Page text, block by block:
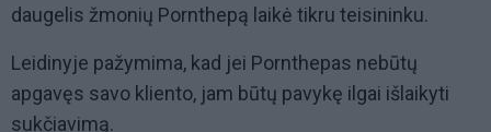
daugelis žmonių Pornthepą laikė tikru teisininku.
Leidinyje pažymima, kad jei Pornthepas nebūtų
apgavęs savo kliento, jam būtų pavykę ilgai išlaikyti
sukčiavimą.